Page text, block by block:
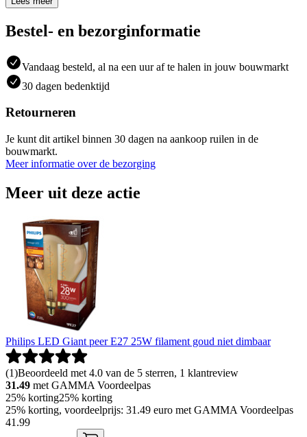
Bestel- en bezorginformatie
Vandaag besteld, al na een uur af te halen in jouw bouwmarkt
30 dagen bedenktijd
Retourneren
Je kunt dit artikel binnen 30 dagen na aankoop ruilen in de
bouwmarkt.
Meer informatie over de bezorging
Meer uit deze actie
Philips LED Giant peer E27 25W filament goud niet dimbaar
(1)Beoordeeld met 4.0 van de 5 sterren, 1 klantreview
31.49 met GAMMA Voordeelpas
25% korting25% korting
25% korting, voordeelprijs: 31.49 euro met GAMMA Voordeelpas
41 .99